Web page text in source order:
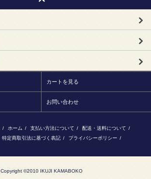
カートを見る
お問い合わせ
/ ホーム / 支払い方法について / 配送・送料について /
特定商取引法に基づく表記 / プライバシーポリシー /
Copyright ©2010 IKUJI KAMABOKO